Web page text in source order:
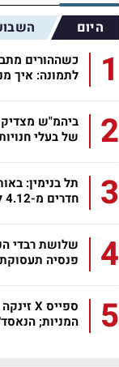
היום
1
כשההורים
לתמונה: איך
2
ביהמ"ש
של בעלי
3
תל בנימין:
חדרים מ-4.12 ל-3.6 מיליון
4
שלושת רבדי
פנסיה
5
המניות;